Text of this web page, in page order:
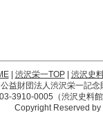
| 渋沢栄一TOP| 渋沢史
公益財団法人渋沢栄一記
3910-0005（渋沢史料
Copyright Reserved